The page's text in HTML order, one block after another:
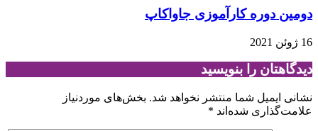
دومین دوره کارآموزی جاواکاپ
16 ژوئن 2021
دیدگاهتان را بنویسید
نشانی ایمیل شما منتشر نخواهد شد. بخش‌های موردنیاز
علامت‌گذاری شده‌اند *